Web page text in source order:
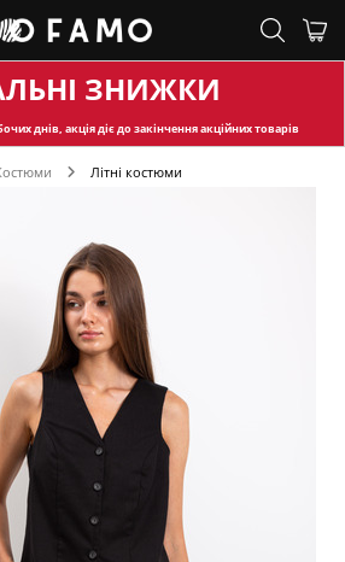
ЗНИЖКИ
днів, акція діє до закінчення акційних товарів
Літні костюми